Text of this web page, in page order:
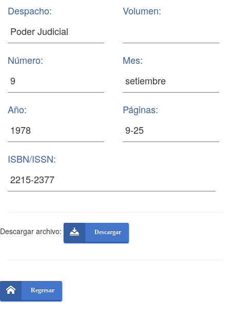
Despacho: Volumen:
Número: Mes:
Año: Páginas:
ISBN/ISSN:
Descargar archivo: Descargar
Regresar